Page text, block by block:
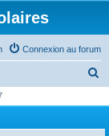
Connexion au forum
h